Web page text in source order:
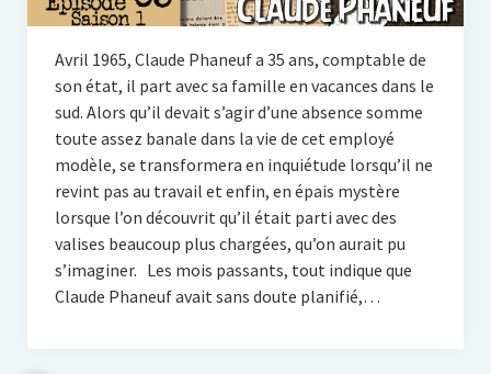
Avril 1965, Claude Phaneuf a 35 ans, comptable de
son état, il part avec sa famille en vacances dans le
sud. Alors qu’il devait s’agir d’une absence somme
toute assez banale dans la vie de cet employé
modèle, se transformera en inquiétude lorsqu’il ne
revint pas au travail et enfin, en épais mystère
lorsque l’on découvrit qu’il était parti avec des
valises beaucoup plus chargées, qu’on aurait pu
s’imaginer. Les mois passants, tout indique que
Claude Phaneuf avait sans doute planifié,…